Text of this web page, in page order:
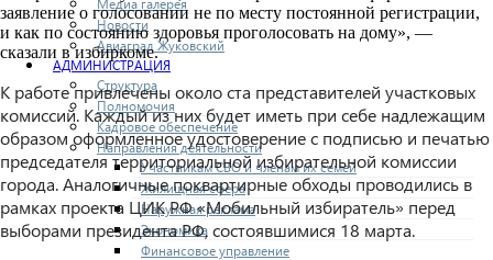
Новости
Авиаград Жуковский
АДМИНИСТРАЦИЯ
Структура
Полномочия
Кадровое обеспечение
Направления деятельности
Участникам СВО и членам их семей
Жилищная сфера
Наружная реклама
Экономика
Финансовое управление
заявление о голосовании не по месту постоянной регистрации,
и как по состоянию здоровья проголосовать на дому», —
сказали в избиркоме.
К работе привлечены около ста представителей участковых
комиссий. Каждый из них будет иметь при себе надлежащим
образом оформленное удостоверение с подписью и печатью
председателя территориальной избирательной комиссии
города. Аналогичные поквартирные обходы проводились в
рамках проекта ЦИК РФ «Мобильный избиратель» перед
выборами президента РФ, состоявшимися 18 марта.